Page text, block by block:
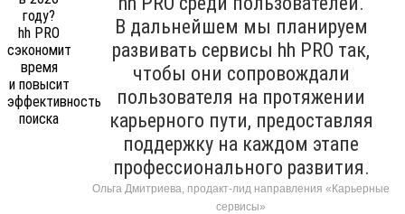
В дальнейшем мы планируем
развивать сервисы hh PRO так,
чтобы они сопровождали
пользователя на протяжении
карьерного пути, предоставляя
поддержку на каждом этапе
профессионального развития.
Ольга Дмитриева, продакт-лид направления «Карьерные
сервисы»